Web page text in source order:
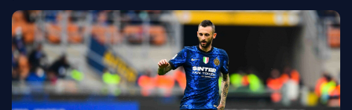
MERCATO
CDM 2026
EDF
PSG
LIGUE 1